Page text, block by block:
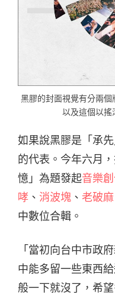
黑膠的封面視覺有分兩個
以及這個以搖
如果說黑膠是「承
的代表。今年六月
憶」為題發起音樂
哮 、 消波塊 、 老破麻
中數位合輯。
「當初向台中市政
中能多留一些東西
般一下就沒了，希